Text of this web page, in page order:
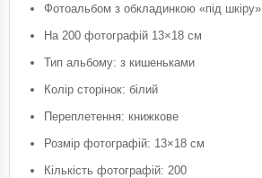
Фотоальбом з обкладинкою «під шкіру»
На 200 фотографій 13×18 см
Тип альбому: з кишеньками
Колір сторінок: білий
Переплетення: книжкове
Розмір фотографій: 13×18 см
Кількість фотографій: 200